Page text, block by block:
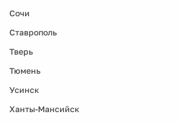
Сочи
Ставрополь
Тверь
Тюмень
Усинск
Ханты-Мансийск